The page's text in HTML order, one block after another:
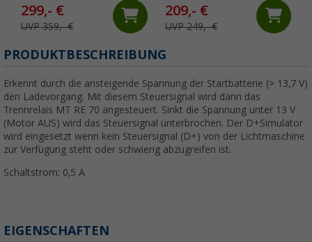
/ 2000 W reine Sinuswelle
299,- €
UVP 359,- €
209,- €
UVP 249,- €
PRODUKTBESCHREIBUNG
Erkennt durch die ansteigende Spannung der Startbatterie (> 13,7 V)
den Ladevorgang. Mit diesem Steuersignal wird dann das
Trennrelais MT RE 70 angesteuert. Sinkt die Spannung unter 13 V
(Motor AUS) wird das Steuersignal unterbrochen. Der D+Simulator
wird eingesetzt wenn kein Steuersignal (D+) von der Lichtmaschine
zur Verfügung steht oder schwierig abzugreifen ist.
Schaltstrom: 0,5 A
EIGENSCHAFTEN